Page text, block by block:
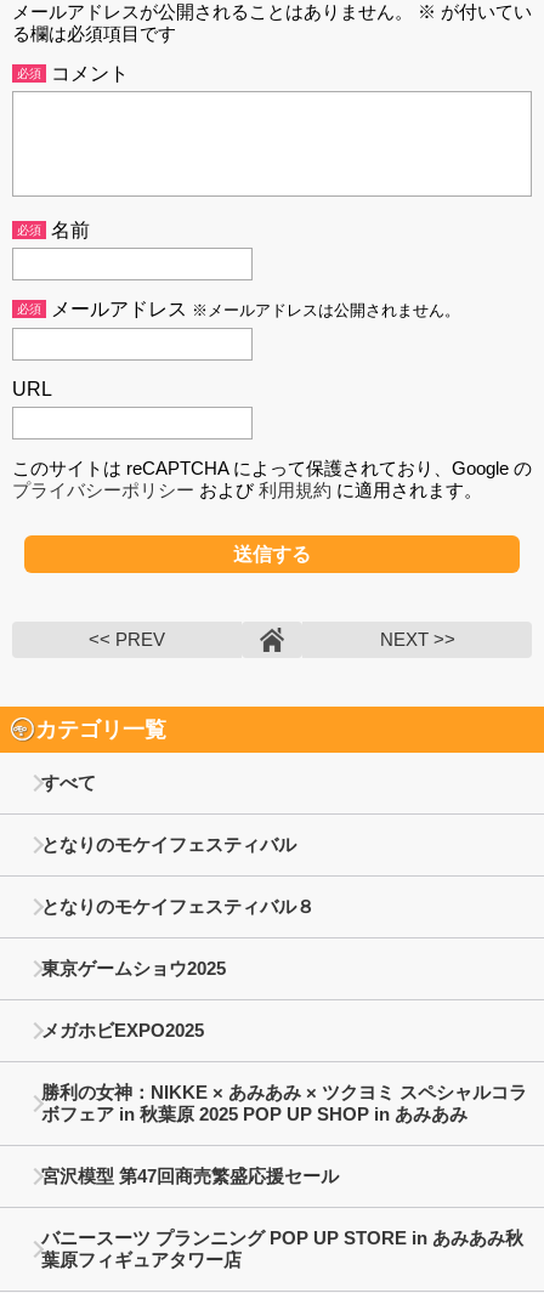
メールアドレスが公開されることはありません。 ※ が付いてい
る欄は必須項目です
必須 コメント
必須 名前
必須 メールアドレス ※メールアドレスは公開されません。
URL
このサイトは reCAPTCHA によって保護されており、Google の
プライバシーポリシー および利用規約 に適用されます。
<< PREV NEXT >>
カテゴリ一覧
すべて
となりのモケイフェスティバル
となりのモケイフェスティバル８
東京ゲームショウ2025
メガホビEXPO2025
勝利の女神：NIKKE × あみあみ × ツクヨミ スペシャルコラ
ボフェア in 秋葉原 2025 POP UP SHOP in あみあみ
宮沢模型 第47回商売繁盛応援セール
バニースーツ プランニング POP UP STORE in あみあみ秋
葉原フィギュアタワー店